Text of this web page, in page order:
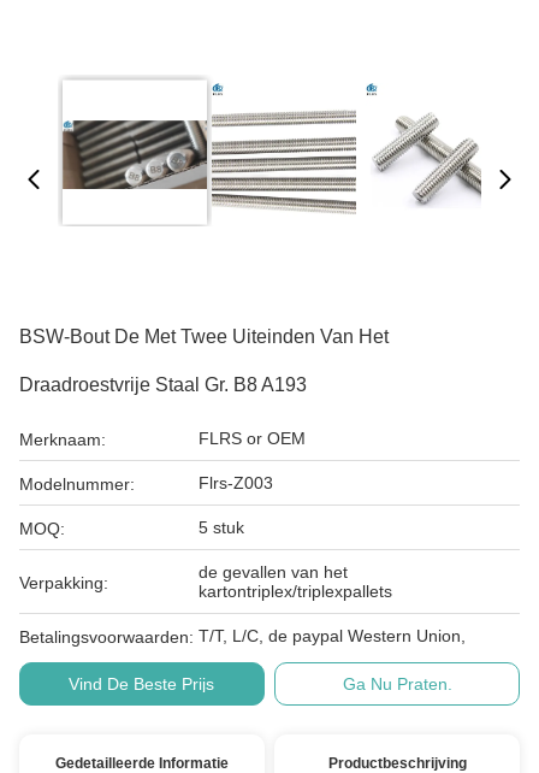
BSW-Bout De Met Twee Uiteinden Van Het
Draadroestvrije Staal Gr. B8 A193
Merknaam: FLRS or OEM
Modelnummer: Flrs-Z003
MOQ: 5 stuk
Verpakking:
de gevallen van het
kartontriplex/triplexpallets
Betalingsvoorwaarden: T/T, L/C, de paypal Western Union,
Vind De Beste Prijs Ga Nu Praten.
Gedetailleerde Informatie Productbeschrijving